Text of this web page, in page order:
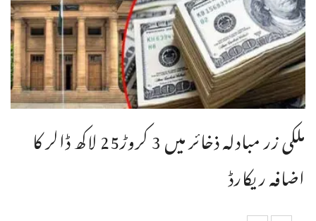
ملکی زر مبادلہ ذخائر میں 3 کروڑ25 لاکھ ڈالر کا
اضافہ ریکارڈ